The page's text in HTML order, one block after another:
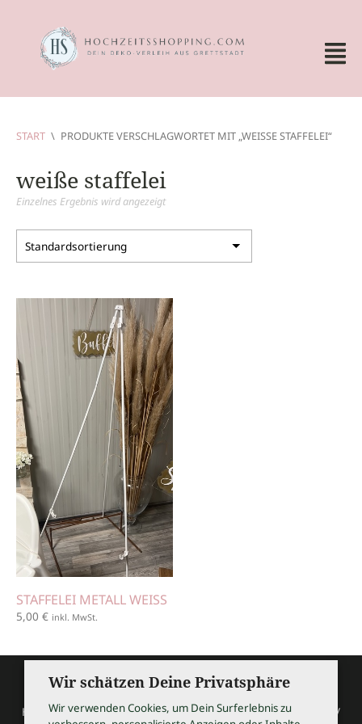
START \ PRODUKTE VERSCHLAGWORTET MIT „WEISSE STAFFELEI“
weiße staffelei
Einzelnes Ergebnis wird angezeigt
STAFFELEI METALL WEISS
5,00 € inkl. MwSt.
HOCHZEITSSHOPPING / Thomas Bauer / Meßmerstraße 32 /
Wir schätzen Deine Privatsphäre
Wir verwenden Cookies, um Dein Surferlebnis zu